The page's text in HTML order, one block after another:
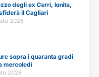
degli ex Cerri, Ionita,
il Cagliari
2026
sopra i quaranta gradi
mercoledì
2026